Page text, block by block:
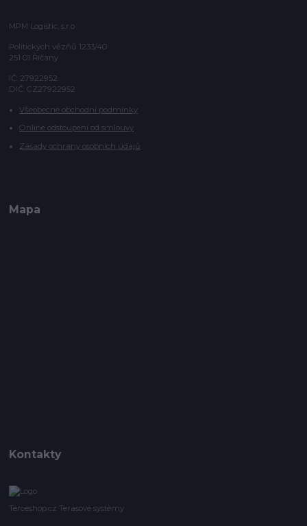
MPM Logistic, s.r.o
Politických vězňů 1233/40
251 01 Říčany
IČ: 27922952
DIČ: CZ27922952
Všeobecné obchodní podmínky
Online odstoupení od smlouvy
Zásady ochrany osobních údajů
Mapa
Kontakty
Terceshop.cz Terasové systémy